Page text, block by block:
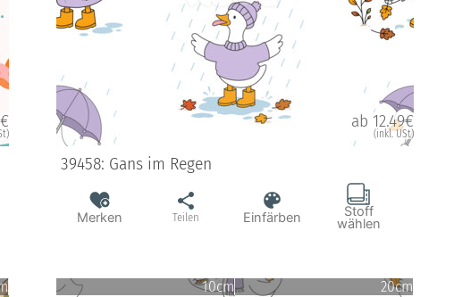
ab 12.49€
(inkl. USt)
39458: Gans im Regen
Merken Teilen Einfärben Stoff
wählen
10cm 20cm